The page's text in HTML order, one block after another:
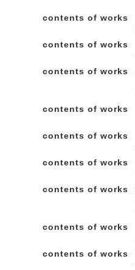
contents of works
contents of works
contents of works
contents of works
contents of works
contents of works
contents of works
contents of works
contents of works